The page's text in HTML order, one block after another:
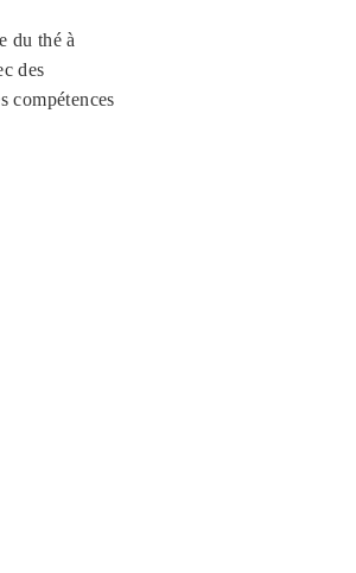
du thé à
des
compétences